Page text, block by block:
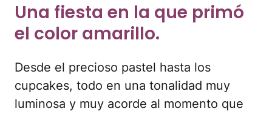
Una fiesta en la que primó
el color amarillo.
Desde el precioso pastel hasta los
cupcakes, todo en una tonalidad muy
luminosa y muy acorde al momento que